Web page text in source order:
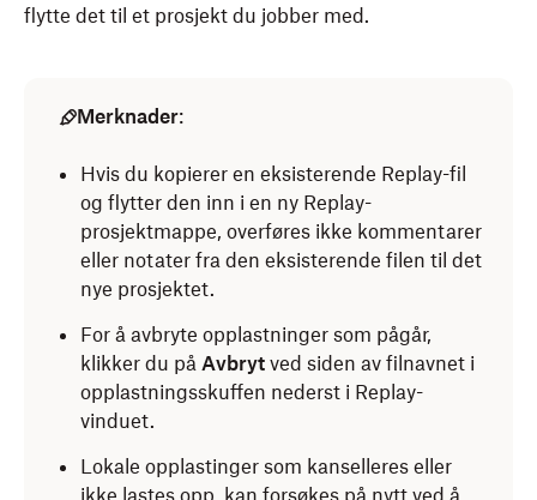
flytte det til et prosjekt du jobber med.
Merknader:
Hvis du kopierer en eksisterende Replay-fil
og flytter den inn i en ny Replay-
prosjektmappe, overføres ikke kommentarer
eller notater fra den eksisterende filen til det
nye prosjektet.
For å avbryte opplastninger som pågår,
klikker du på Avbryt ved siden av filnavnet i
opplastningsskuffen nederst i Replay-
vinduet.
Lokale opplastinger som kanselleres eller
ikke lastes opp, kan forsøkes på nytt ved å